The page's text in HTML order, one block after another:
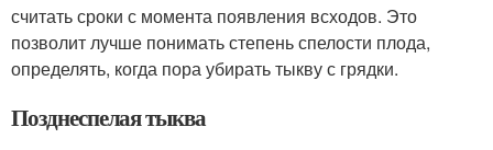
считать сроки с момента появления всходов. Это
позволит лучше понимать степень спелости плода,
определять, когда пора убирать тыкву с грядки.
Позднеспелая тыква